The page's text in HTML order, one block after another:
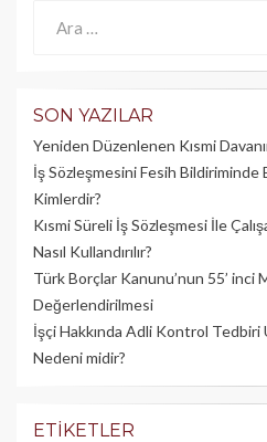
SON YAZILAR
Yeniden Düzenlenen Kısmi
İş Sözleşmesini Fesih
Kimlerdir?
Kısmi Süreli İş Sözleşmesi İle
Nasıl Kullandırılır?
Türk Borçlar Kanunu’nun 55’ inci
Değerlendirilmesi
İşçi Hakkında Adli Kontrol Tedbiri
Nedeni midir?
ETIKETLER